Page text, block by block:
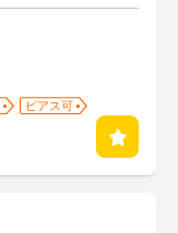
ピアス可